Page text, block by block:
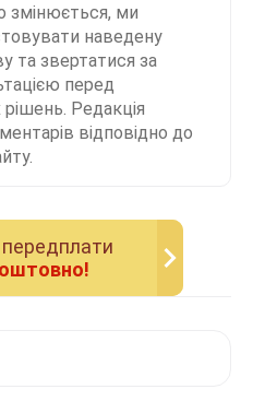
змінюється, ми
наведену
та звертатися за
перед
Редакція
відповідно до